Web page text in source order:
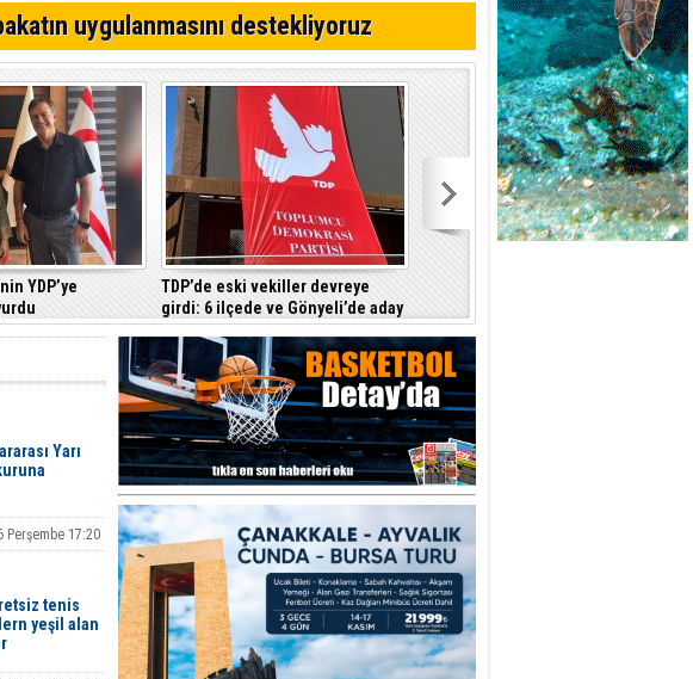
tutuklandı
rapor edildi
uygulanmasını destekliyoruz
YDP’ye
TDP’de eski vekiller devreye
girdi: 6 ilçede ve Gönyeli’de aday
çıkarılması gündemde
Yarı
Perşembe 17:20
tenis
yeşil alan